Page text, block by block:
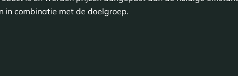
in combinatie met de doelgroep.